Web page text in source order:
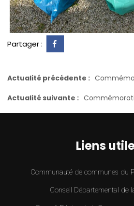
Partager :
Actualité précédente :
Actualité suivante :
Liens
Communauté de communes du
Conseil Départemental de